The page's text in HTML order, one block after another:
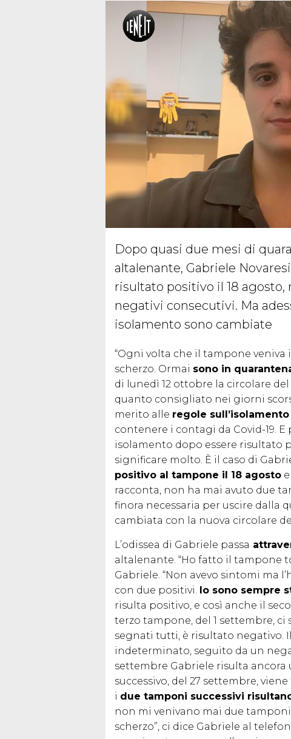
Dopo quasi due mesi di
altalenante, Gabriele
risultato positivo il 18
negativi consecutivi. Ma
isolamento sono cambiate
“Ogni volta che il tampone
scherzo. Ormai sono in
di lunedì 12 ottobre la circolare
quanto consigliato nei giorni
merito alle regole
contenere i contagi da Covid-19.
isolamento dopo essere risultato
significare molto. È il caso di
positivo al tampone il 18 agosto
racconta, non ha mai avuto due
finora necessaria per uscire dalla
cambiata con la nuova circolare
L’odissea di Gabriele passa
altalenante. “Ho fatto il tampone
Gabriele. “Non avevo sintomi ma
con due positivi. Io sono sempre
risulta positivo, e così anche il
terzo tampone, del 1 settembre,
segnati tutti, è risultato negativo.
indeterminato, seguito da un
settembre Gabriele risulta
successivo, del 27 settembre,
i due tamponi successivi
non mi venivano mai due
scherzo”, ci dice Gabriele al